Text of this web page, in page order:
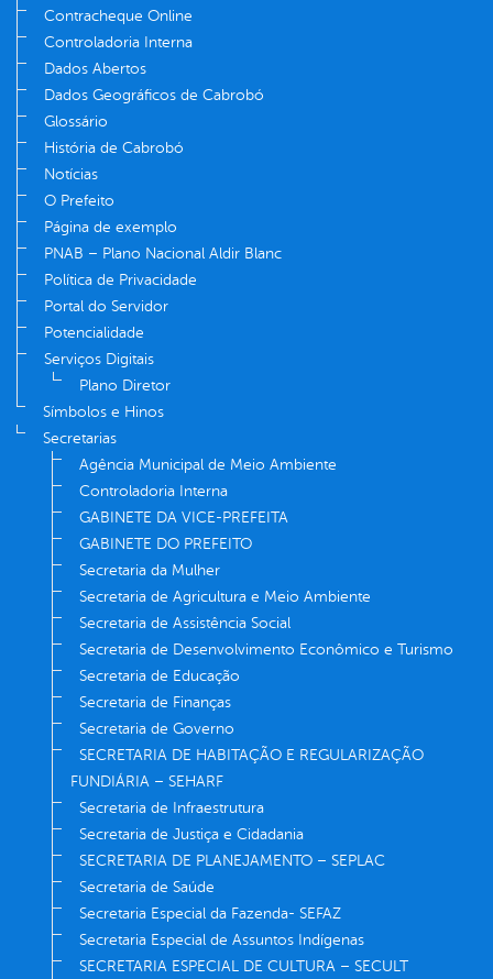
Contracheque Online
Controladoria Interna
Dados Abertos
Dados Geográficos de Cabrobó
Glossário
História de Cabrobó
Notícias
O Prefeito
Página de exemplo
PNAB – Plano Nacional Aldir Blanc
Política de Privacidade
Portal do Servidor
Potencialidade
Serviços Digitais
Plano Diretor
Símbolos e Hinos
Secretarias
Agência Municipal de Meio Ambiente
Controladoria Interna
GABINETE DA VICE-PREFEITA
GABINETE DO PREFEITO
Secretaria da Mulher
Secretaria de Agricultura e Meio Ambiente
Secretaria de Assistência Social
Secretaria de Desenvolvimento Econômico e Turismo
Secretaria de Educação
Secretaria de Finanças
Secretaria de Governo
SECRETARIA DE HABITAÇÃO E REGULARIZAÇÃO
FUNDIÁRIA – SEHARF
Secretaria de Infraestrutura
Secretaria de Justiça e Cidadania
SECRETARIA DE PLANEJAMENTO – SEPLAC
Secretaria de Saúde
Secretaria Especial da Fazenda- SEFAZ
Secretaria Especial de Assuntos Indígenas
SECRETARIA ESPECIAL DE CULTURA – SECULT